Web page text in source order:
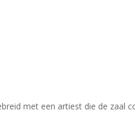
met een artiest die de zaal